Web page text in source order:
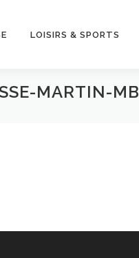
LOISIRS & SPORTS
MARTIN-MB